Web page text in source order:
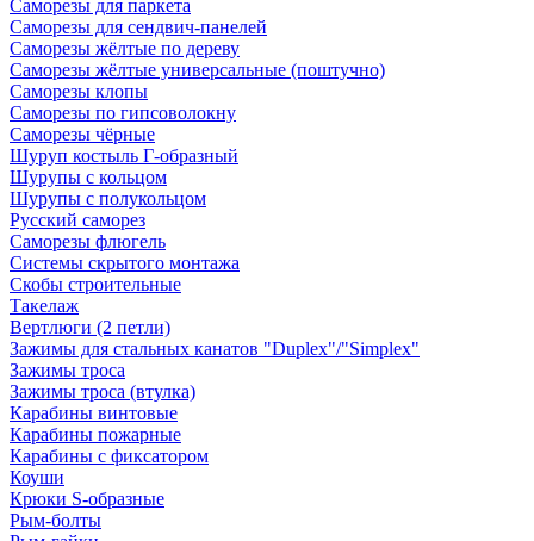
Саморезы для паркета
Саморезы для сендвич-панелей
Саморезы жёлтые по дереву
Саморезы жёлтые универсальные (поштучно)
Саморезы клопы
Саморезы по гипсоволокну
Саморезы чёрные
Шуруп костыль Г-образный
Шурупы с кольцом
Шурупы с полукольцом
Русский саморез
Саморезы флюгель
Системы скрытого монтажа
Скобы строительные
Такелаж
Вертлюги (2 петли)
Зажимы для стальных канатов "Duplex"/"Simplex"
Зажимы троса
Зажимы троса (втулка)
Карабины винтовые
Карабины пожарные
Карабины с фиксатором
Коуши
Крюки S-образные
Рым-болты